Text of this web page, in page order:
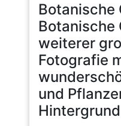
Botanische
Botanische
weiterer
Fotografie
und